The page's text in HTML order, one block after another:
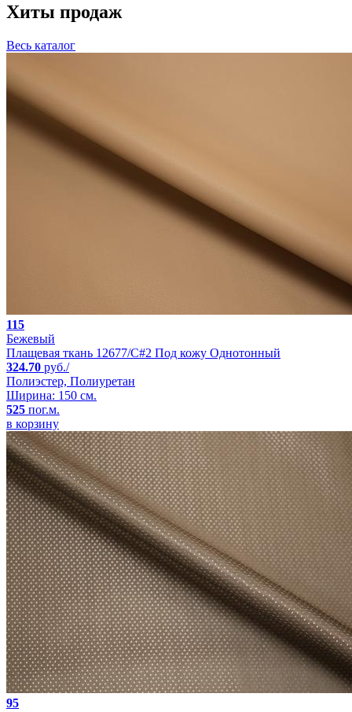
Хиты продаж
Весь каталог
115
Бежевый
Плащевая ткань 12677/C#2 Под кожу Однотонный
324.70 руб./
Полиэстер, Полиуретан
Ширина: 150 см.
525 пог.м.
в корзину
95